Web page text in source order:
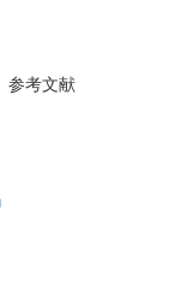
考文献